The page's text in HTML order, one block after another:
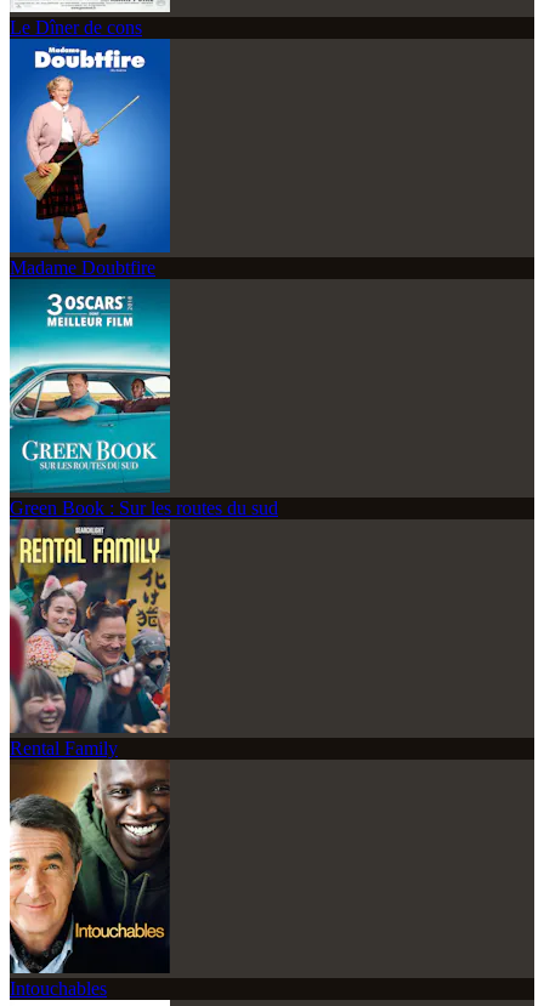
Le Dîner de cons
Madame Doubtfire
Green Book : Sur les routes du sud
Rental Family
Intouchables